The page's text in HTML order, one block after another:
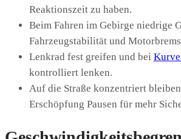
Reaktionszeit zu haben.
Beim Fahren im Gebirge niedrige
Fahrzeugstabilität und
Lenkrad fest greifen und bei
kontrolliert lenken.
Auf die Straße konzentriert
Erschöpfung Pausen für mehr